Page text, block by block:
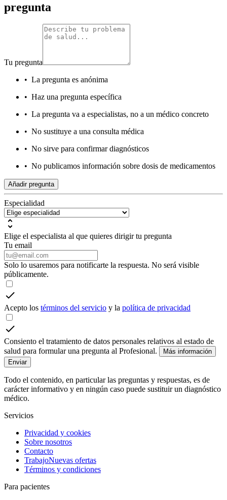
pregunta
Tu pregunta
• La pregunta es anónima
• Haz una pregunta específica
• La pregunta va a especialistas, no a un médico concreto
• No sustituye a una consulta médica
• No sirve para confirmar diagnósticos
• No publicamos información sobre dosis de medicamentos
Añadir pregunta
Especialidad
Elige el especialista al que quieres dirigir tu pregunta
Tu email
Solo lo usaremos para notificarte la respuesta. No será visible
públicamente.
Acepto los términos del servicio y la política de privacidad
Consiento el tratamiento de datos personales relativos al estado de
salud para formular una pregunta al Profesional.
Más información
Enviar
Todo el contenido, en particular las preguntas y respuestas, es de
carácter informativo y en ningún caso puede sustituir un diagnóstico
médico.
Servicios
Privacidad y cookies
Sobre nosotros
Contacto
TrabajoNuevas ofertas
Términos y condiciones
Para pacientes